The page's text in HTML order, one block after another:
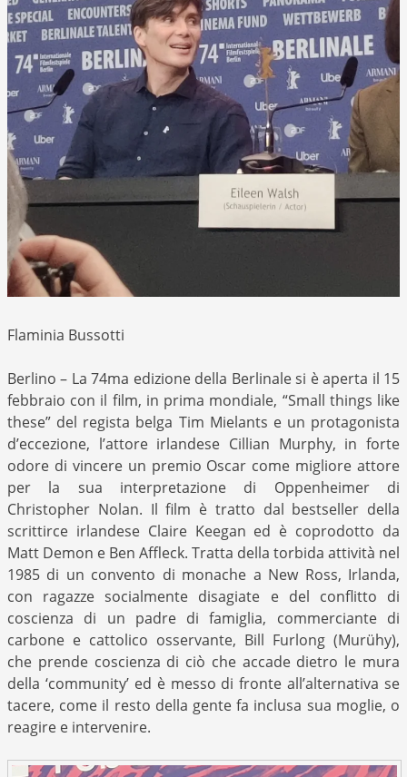
Flaminia Bussotti
Berlino – La 74ma edizione della Berlinale si è aperta il 15
febbraio con il film, in prima mondiale, “Small things like
these” del regista belga Tim Mielants e un protagonista
d’eccezione, l’attore irlandese Cillian Murphy, in forte
odore di vincere un premio Oscar come migliore attore
per la sua interpretazione di Oppenheimer di
Christopher Nolan. Il film è tratto dal bestseller della
scrittirce irlandese Claire Keegan ed è coprodotto da
Matt Demon e Ben Affleck. Tratta della torbida attività nel
1985 di un convento di monache a New Ross, Irlanda,
con ragazze socialmente disagiate e del conflitto di
coscienza di un padre di famiglia, commerciante di
carbone e cattolico osservante, Bill Furlong (Murühy),
che prende coscienza di ciò che accade dietro le mura
della ‘community’ ed è messo di fronte all’alternativa se
tacere, come il resto della gente fa inclusa sua moglie, o
reagire e intervenire.